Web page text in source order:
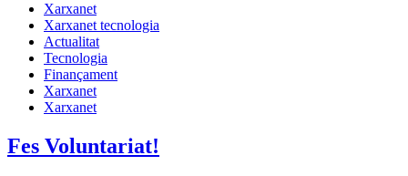
Xarxanet
Xarxanet tecnologia
Actualitat
Tecnologia
Finançament
Xarxanet
Xarxanet
Fes Voluntariat!